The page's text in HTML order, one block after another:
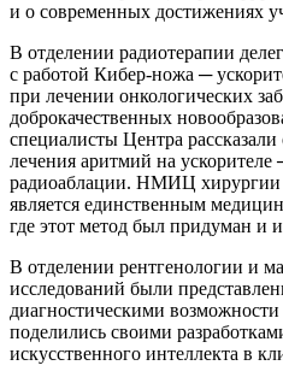
и о современных достижениях
В отделении радиотерапии
с работой Кибер-ножа ─
при лечении онкологических
доброкачественных
специалисты Центра
лечения аритмий на ускорителе
радиоаблации. НМИЦ
является единственным
где этот метод был придуман и
В отделении рентгенологии и
исследований были
диагностическими
поделились своими
искусственного интеллекта в